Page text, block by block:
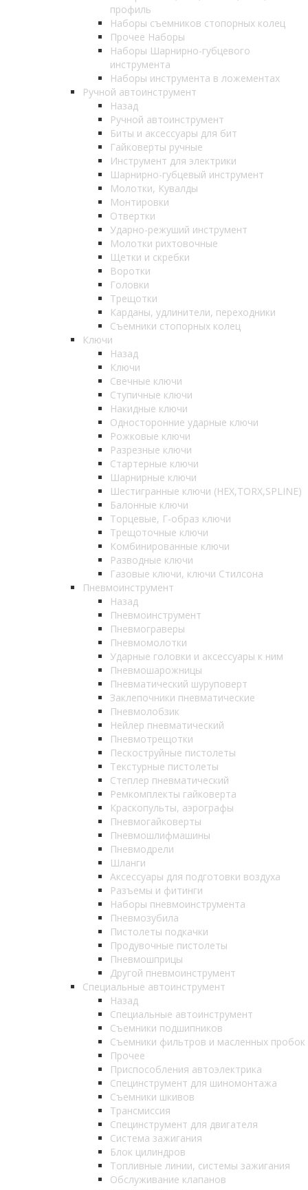
профиль
Наборы съемников стопорных колец
Прочее Наборы
Наборы Шарнирно-губцевого
инструмента
Наборы инструмента в ложементах
Ручной автоинструмент
Назад
Ручной автоинструмент
Биты и аксессуары для бит
Гайковерты ручные
Инструмент для электрики
Шарнирно-губцевый инструмент
Молотки, Кувалды
Монтировки
Отвертки
Ударно-режуший инструмент
Молотки рихтовочные
Щетки и скребки
Воротки
Головки
Трещотки
Карданы, удлинители, переходники
Съемники стопорных колец
Ключи
Назад
Ключи
Свечные ключи
Ступичные ключи
Накидные ключи
Односторонние ударные ключи
Рожковые ключи
Разрезные ключи
Стартерные ключи
Шарнирные ключи
Шестигранные ключи (HEX,TORX,SPLINE)
Балонные ключи
Торцевые, Г-образ ключи
Трещоточные ключи
Комбинированные ключи
Разводные ключи
Газовые ключи, ключи Стилсона
Пневмоинструмент
Назад
Пневмоинструмент
Пневмограверы
Пневмомолотки
Ударные головки и аксессуары к ним
Пневмошарожницы
Пневматический шуруповерт
Заклепочники пневматические
Пневмолобзик
Нейлер пневматический
Пневмотрещотки
Пескоструйные пистолеты
Текстурные пистолеты
Степлер пневматический
Ремкомплекты гайковерта
Краскопульты, аэрографы
Пневмогайковерты
Пневмошлифмашины
Пневмодрели
Шланги
Аксессуары для подготовки воздуха
Разъемы и фитинги
Наборы пневмоинструмента
Пневмозубила
Пистолеты подкачки
Продувочные пистолеты
Пневмошприцы
Другой пневмоинструмент
Специальные автоинструмент
Назад
Специальные автоинструмент
Съемники подшипников
Съемники фильтров и масленных пробок
Прочее
Приспособления автоэлектрика
Специнструмент для шиномонтажа
Съемники шкивов
Трансмиссия
Специнструмент для двигателя
Система зажигания
Блок цилиндров
Топливные линии, системы зажигания
Обслуживание клапанов